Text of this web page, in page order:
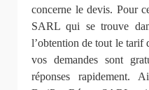
concerne le devis. Pour
SARL qui se trouve
l’obtention de tout le tarif
vos demandes sont
réponses rapidement.